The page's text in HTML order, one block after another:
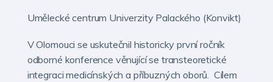
Umělecké centrum Univerzity Palackého (Konvikt)
V Olomouci se uskutečnil historicky první ročník
odborné konference věnující se transteoretické
integraci medicínských a příbuzných oborů. Cílem